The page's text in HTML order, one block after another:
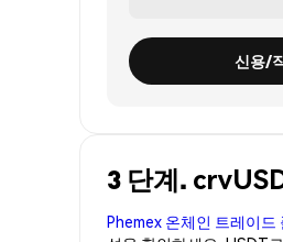
신용/
3 단계.
Phemex 온체인 트레이드